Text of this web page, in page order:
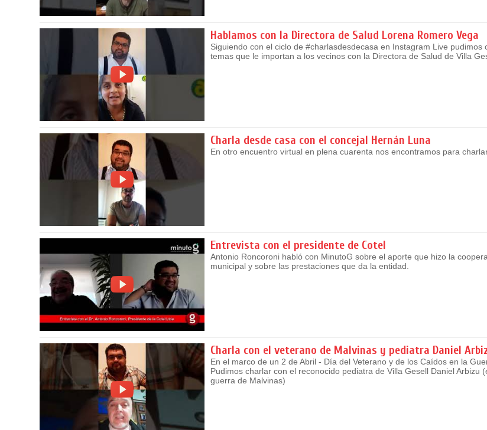
Hablamos con la Directora de Salud Lorena Romero Vega
Siguiendo con el ciclo de #charlasdesdecasa en Instagram Live pudimos
temas que le importan a los vecinos con la Directora de Salud de Villa
Charla desde casa con el concejal Hernán Luna
En otro encuentro virtual en plena cuarenta nos encontramos para
Entrevista con el presidente de Cotel
Antonio Roncoroni habló con MinutoG sobre el aporte que hizo la
municipal y sobre las prestaciones que da la entidad.
Charla con el veterano de Malvinas y pediatra Daniel
En el marco de un 2 de Abril - Día del Veterano y de los Caídos en la
Pudimos charlar con el reconocido pediatra de Villa Gesell Daniel Arbizu
guerra de Malvinas)